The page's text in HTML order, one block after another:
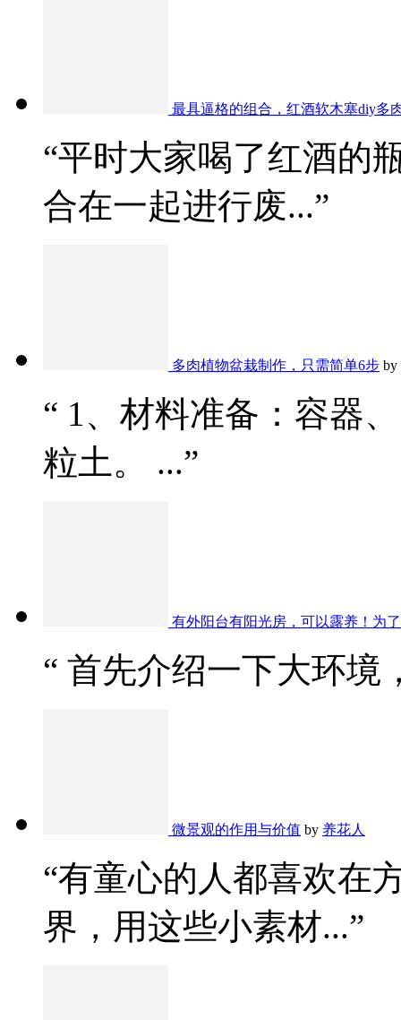
最具逼格的组合，红酒软木塞diy多
“平时大家喝了红酒的
合在一起进行废...”
多肉植物盆栽制作，只需简单6步 by
“ 1、材料准备：容器
粒土。 ...”
有外阳台有阳光房，可以露养！为
“ 首先介绍一下大环境
微景观的作用与价值 by 养花人
“有童心的人都喜欢在
界，用这些小素材...”